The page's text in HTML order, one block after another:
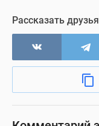
Рассказать